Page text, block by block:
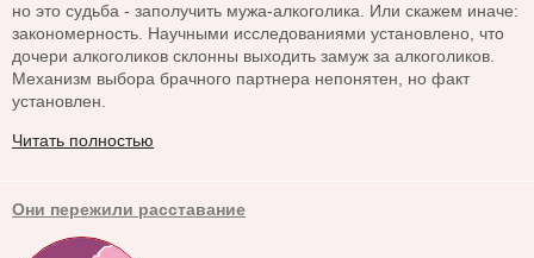
но это судьба - заполучить мужа-алкоголика. Или скажем иначе:
закономерность. Научными исследованиями установлено, что
дочери алкоголиков склонны выходить замуж за алкоголиков.
Механизм выбора брачного партнера непонятен, но факт
установлен.
Читать полностью
Они пережили расставание